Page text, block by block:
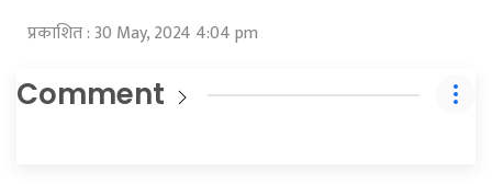
प्रकाशित : 30 May, 2024 4:04 pm
Comment